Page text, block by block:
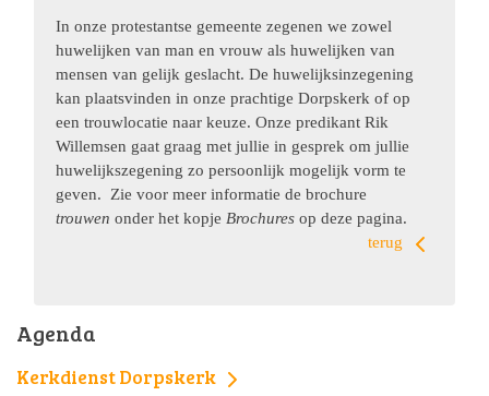
In onze protestantse gemeente zegenen we zowel
huwelijken van man en vrouw als huwelijken van
mensen van gelijk geslacht. De huwelijksinzegening
kan plaatsvinden in onze prachtige Dorpskerk of op
een trouwlocatie naar keuze. Onze predikant Rik
Willemsen gaat graag met jullie in gesprek om jullie
huwelijkszegening zo persoonlijk mogelijk vorm te
geven. Zie voor meer informatie de brochure
trouwen onder het kopje Brochures op deze pagina.
terug
Agenda
Kerkdienst Dorpskerk